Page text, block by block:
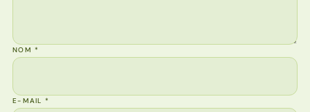
NOM*
E-MAIL*